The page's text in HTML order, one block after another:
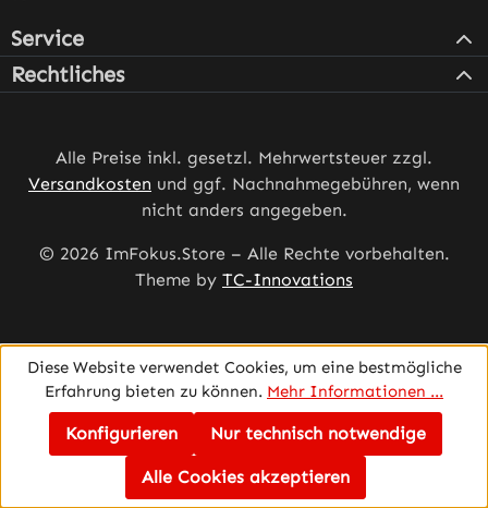
Service
Rechtliches
Alle Preise inkl. gesetzl. Mehrwertsteuer zzgl.
Versandkosten und ggf. Nachnahmegebühren, wenn
nicht anders angegeben.
© 2026 ImFokus.Store – Alle Rechte vorbehalten.
Theme by TC-Innovations
Diese Website verwendet Cookies, um eine bestmögliche
Erfahrung bieten zu können. Mehr Informationen ...
Nur technisch notwendige
Konfigurieren
Alle Cookies akzeptieren